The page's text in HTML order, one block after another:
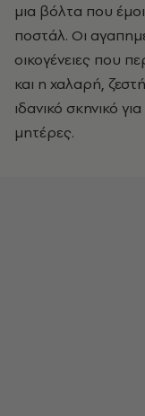
μια βόλτα που
ποστάλ. Οι
οικογένειες που
και η χαλαρή,
ιδανικό σκηνικό
μητέρες.